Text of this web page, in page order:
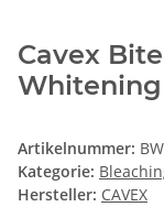
Cavex
Whitening
Artikelnummer:
Kategorie:
Hersteller: CAVEX